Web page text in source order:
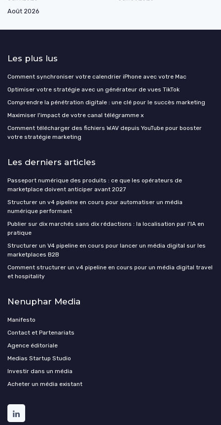
Août 2026
Les plus lus
Comment synchroniser votre calendrier iPhone avec votre Mac
Optimiser votre stratégie avec un générateur de vues TikTok
Comprendre la pénétration digitale : une clé pour le succès marketing
Maximiser l'impact de votre canal télégramme x
Comment télécharger des fichiers WAV depuis YouTube pour booster
votre stratégie marketing
Les derniers articles
Passeport numérique des produits : ce que les opérateurs de
marketplace doivent anticiper avant 2027
Structurer un v4 pipeline en cours pour automatiser un média
numérique performant
Publier sur dix marchés sans dix rédactions : la localisation par l'IA en
pratique
Structurer un V4 pipeline en cours pour lancer un média digital sur les
marketplaces B2B
Comment structurer un v4 pipeline en cours pour un média digital travel
et hospitality
Nenuphar Media
Manifesto
Contact et Partenariats
Agence éditoriale
Medias Startup Studio
Investir dans un média
Acheter un média existant